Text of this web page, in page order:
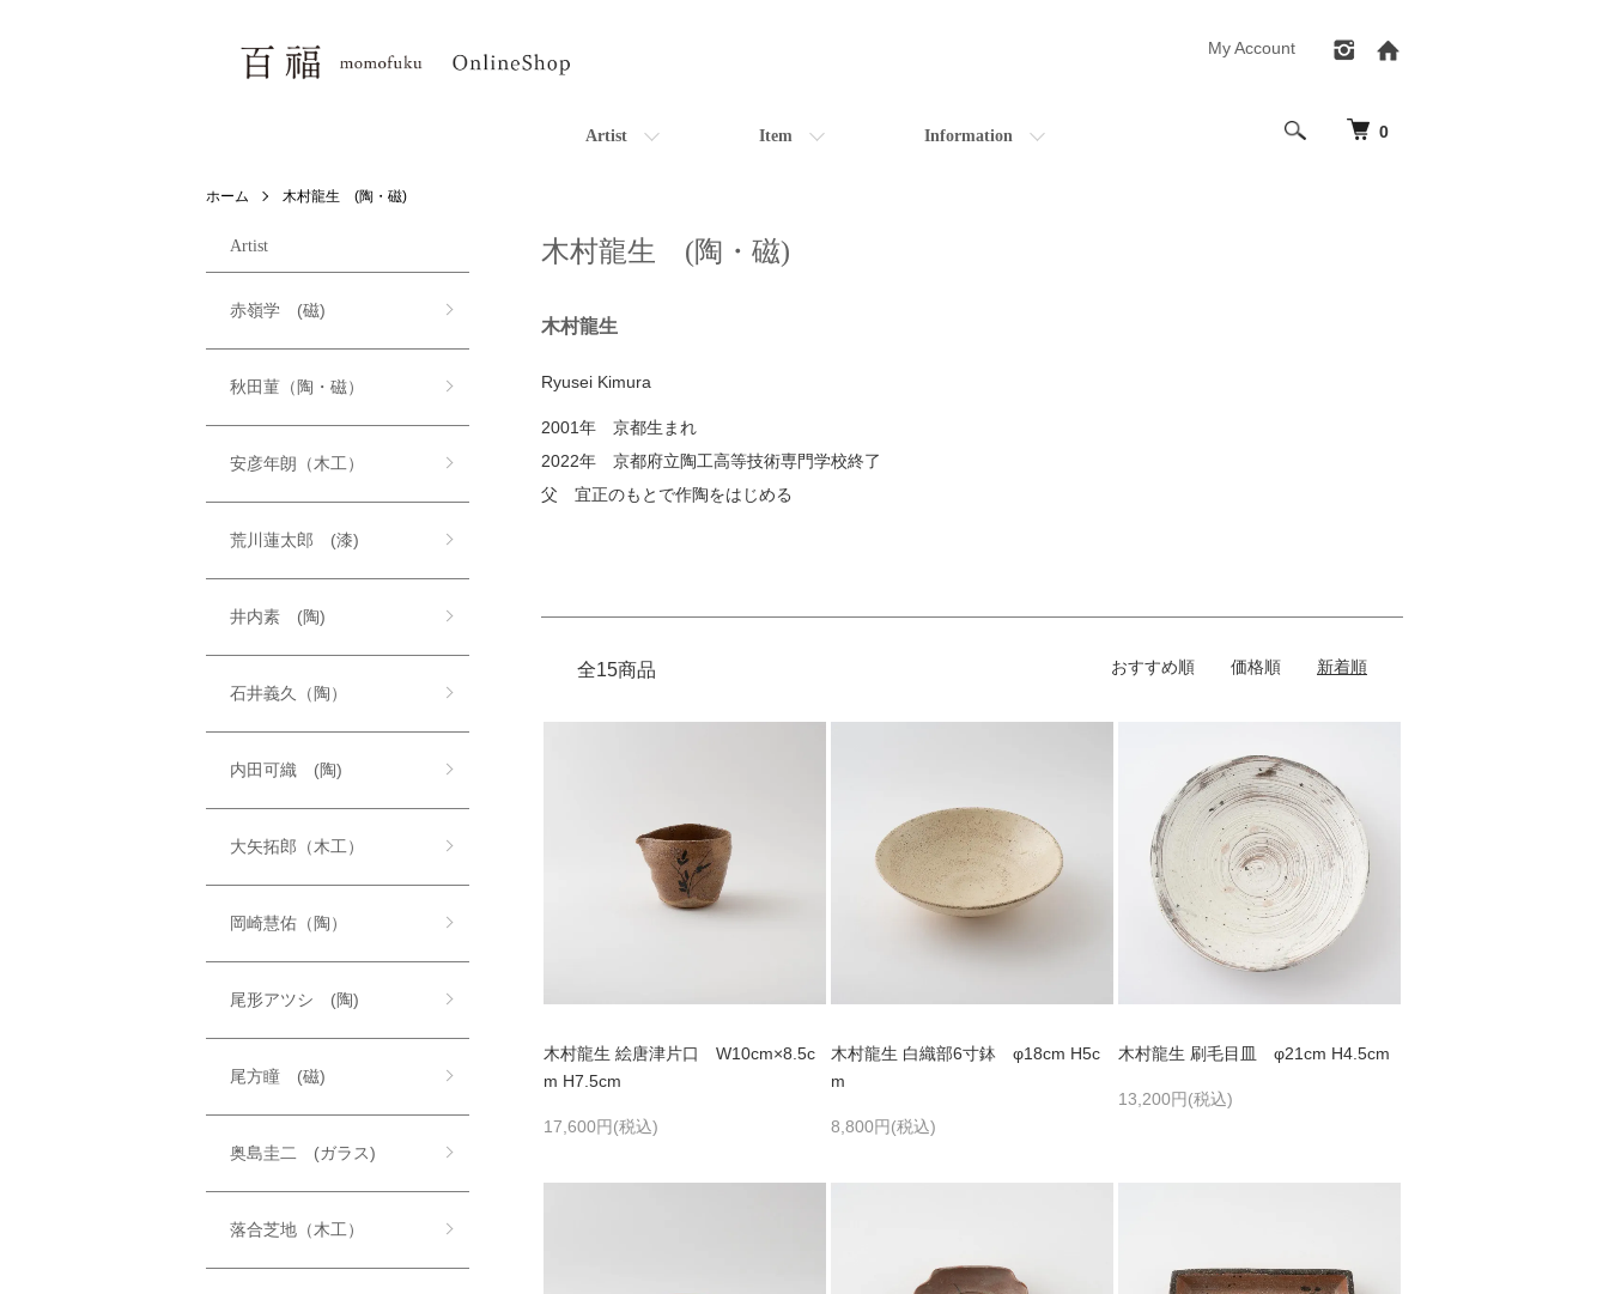
0
Artist Item Information
My Account
ホーム 木村龍生 (陶・磁)
木村龍生 (陶・磁)
木村龍生
Ryusei Kimura
2001年 京都生まれ
2022年 京都府立陶工高等技術専門学校終了
父 宜正のもとで作陶をはじめる
全15商品 おすすめ順 価格順 新着順
木村龍生 絵唐津片口 W10cm×8.5c
m H7.5cm
17,600円(税込)
木村龍生 白織部6寸鉢 φ18cm H5c
m
8,800円(税込)
木村龍生 刷毛目皿 φ21cm H4.5cm
13,200円(税込)
Artist
赤嶺学 (磁)
秋田菫（陶・磁）
安彦年朗（木工）
荒川蓮太郎 (漆)
井内素 (陶)
石井義久（陶）
内田可織 (陶)
大矢拓郎（木工）
岡崎慧佑（陶）
尾形アツシ (陶)
尾方瞳 (磁)
奥島圭二 (ガラス)
落合芝地（木工）